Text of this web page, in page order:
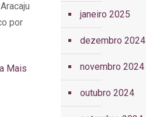
por
Mais
janeiro 2025
dezembro 2024
novembro 2024
outubro 2024